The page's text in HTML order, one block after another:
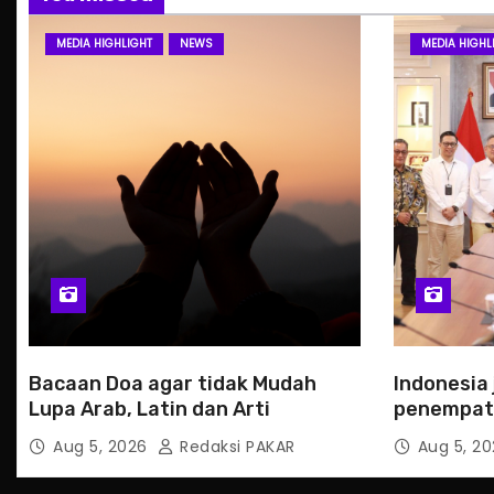
MEDIA HIGHLIGHT NEWS
Bacaan Doa agar tidak Mudah
Lupa Arab, Latin dan Arti
Aug 5, 2026 Redaksi PAKAR
MEDIA
Slowakia
Aug 5,